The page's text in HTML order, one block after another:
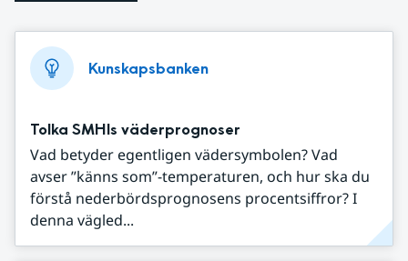
Kunskapsbanken
Tolka SMHIs väderprognoser
Vad betyder egentligen vädersymbolen? Vad
avser ”känns som”-temperaturen, och hur ska du
förstå nederbördsprognosens procentsiffror? I
denna vägled...